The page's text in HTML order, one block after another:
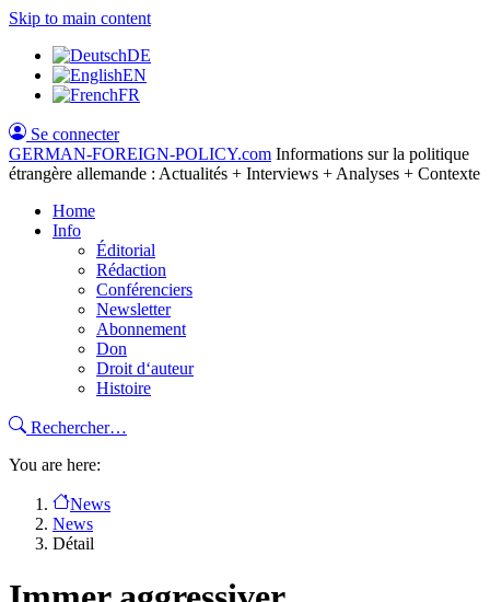
Skip to main content
DE
EN
FR
Se connecter
GERMAN-FOREIGN-POLICY.com Informations sur la politique
étrangère allemande : Actualités + Interviews + Analyses + Contexte
Home
Info
Éditorial
Rédaction
Conférenciers
Newsletter
Abonnement
Don
Droit d‘auteur
Histoire
Rechercher…
You are here:
News
News
Détail